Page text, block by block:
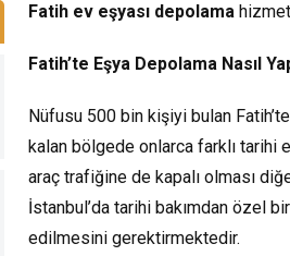
Fatih ev eşyası depolama
Fatih’te Eşya Depolama Nasıl
Nüfusu 500 bin kişiyi bulan
kalan bölgede onlarca farklı tarihi
araç trafiğine de kapalı olması
İstanbul’da tarihi bakımdan özel
edilmesini gerektirmektedir.